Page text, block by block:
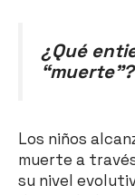
¿Qué
“muerte”?
Los niños
muerte a
su nivel